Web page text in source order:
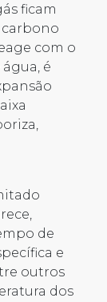
ficam
carbono
com o
é
de
e
outros
dos